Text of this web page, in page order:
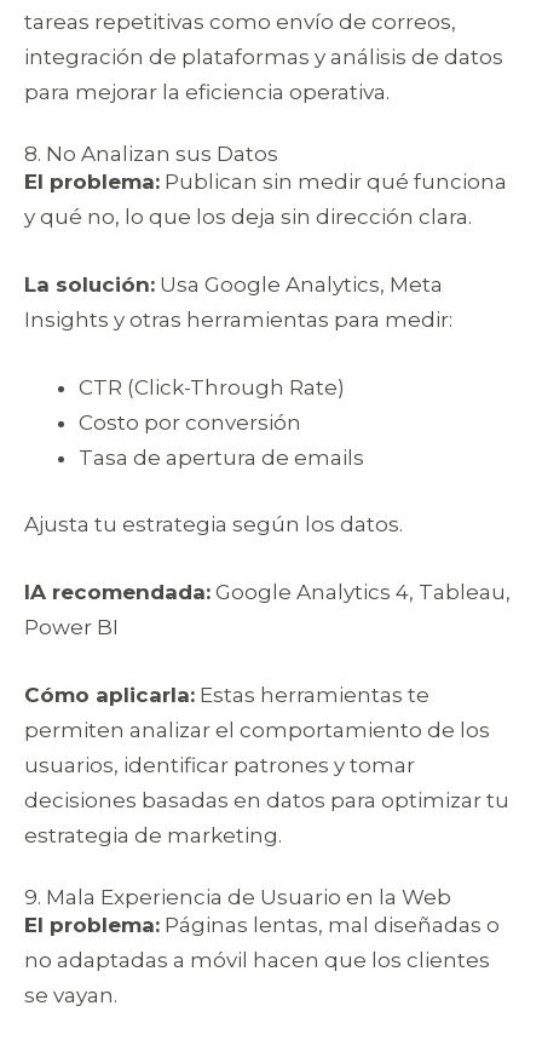
tareas repetitivas como envío de correos,
integración de plataformas y análisis de datos
para mejorar la eficiencia operativa.
8. No Analizan sus Datos
El problema: Publican sin medir qué funciona
y qué no, lo que los deja sin dirección clara.
La solución: Usa Google Analytics, Meta
Insights y otras herramientas para medir:
CTR (Click-Through Rate)
Costo por conversión
Tasa de apertura de emails
Ajusta tu estrategia según los datos.
IA recomendada: Google Analytics 4, Tableau,
Power BI
Cómo aplicarla: Estas herramientas te
permiten analizar el comportamiento de los
usuarios, identificar patrones y tomar
decisiones basadas en datos para optimizar tu
estrategia de marketing.
9. Mala Experiencia de Usuario en la Web
El problema: Páginas lentas, mal diseñadas o
no adaptadas a móvil hacen que los clientes
se vayan.